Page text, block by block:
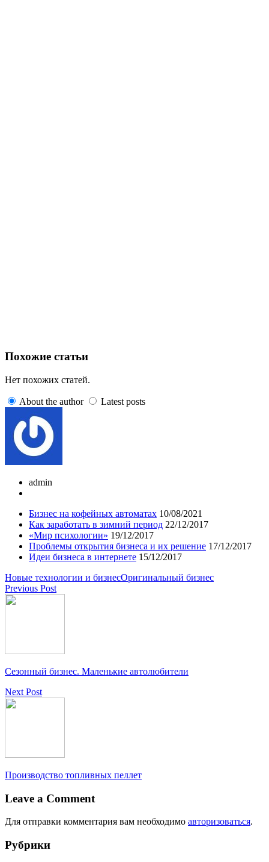
Похожие статьи
Нет похожих статей.
About the author Latest posts
admin
Бизнес на кофейных автоматах 10/08/2021
Как заработать в зимний период 22/12/2017
«Мир психологии» 19/12/2017
Проблемы открытия бизнеса и их решение 17/12/2017
Идеи бизнеса в интернете 15/12/2017
Новые технологии и бизнесОригинальный бизнес
Previous Post
Сезонный бизнес. Маленькие автолюбители
Next Post
Производство топливных пеллет
Leave a Comment
Для отправки комментария вам необходимо авторизоваться.
Рубрики